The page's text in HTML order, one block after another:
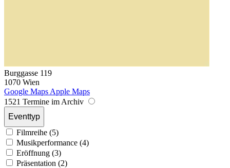
Burggasse 119
1070 Wien
Google Maps Apple Maps
1521 Termine im Archiv
Eventtyp
Filmreihe (5)
Musikperformance (4)
Eröffnung (3)
Präsentation (2)